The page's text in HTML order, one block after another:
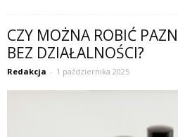
CZY MOŻNA ROBIĆ
BEZ DZIAŁALNOŚCI?
Redakcja - 1 października 2025